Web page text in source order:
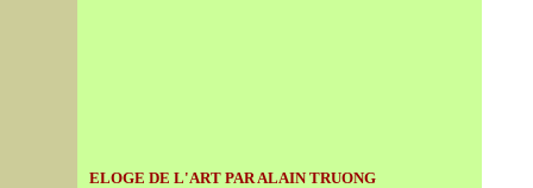
ELOGE DE L'ART PAR ALAIN TRUONG